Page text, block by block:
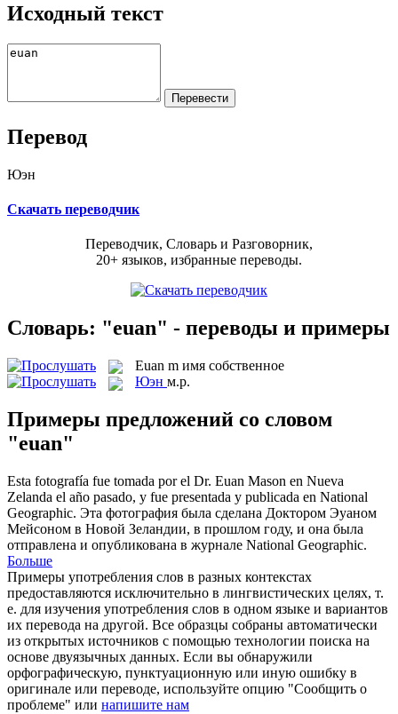
Исходный текст
Перевод
Юэн
Скачать переводчик
Переводчик, Словарь и Разговорник,
20+ языков, избранные переводы.
Словарь: "euan" - переводы и примеры
Euan m имя собственное
Юэн м.р.
Примеры предложений со словом
"euan"
Esta fotografía fue tomada por el Dr. Euan Mason en Nueva
Zelanda el año pasado, y fue presentada y publicada en National
Geographic. Эта фотография была сделана Доктором Эуаном
Мейсоном в Новой Зеландии, в прошлом году, и она была
отправлена и опубликована в журнале National Geographic.
Больше
Примеры употребления слов в разных контекстах
предоставляются исключительно в лингвистических целях, т.
е. для изучения употребления слов в одном языке и вариантов
их перевода на другой. Все образцы собраны автоматически
из открытых источников с помощью технологии поиска на
основе двуязычных данных. Если вы обнаружили
орфографическую, пунктуационную или иную ошибку в
оригинале или переводе, используйте опцию "Сообщить о
проблеме" или напишите нам